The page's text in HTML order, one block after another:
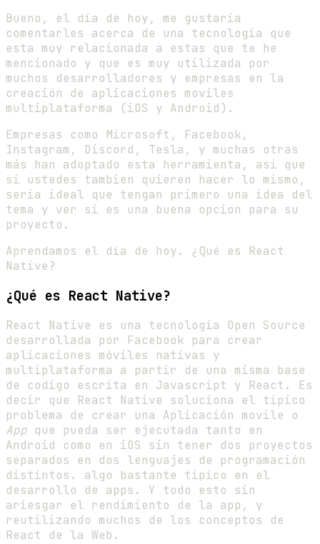
Bueno, el día de hoy, me gustaria
comentarles acerca de una tecnología que
esta muy relacionada a estas que te he
mencionado y que es muy utilizada por
muchos desarrolladores y empresas en la
creación de aplicaciones moviles
multiplataforma (iOS y Android).
Empresas como Microsoft, Facebook,
Instagram, Discord, Tesla, y muchas otras
más han adoptado esta herramienta, asi que
si ustedes tambien quieren hacer lo mismo,
seria ideal que tengan primero una idea del
tema y ver si es una buena opcion para su
proyecto.
Aprendamos el día de hoy. ¿Qué es React
Native?
¿Qué es React Native?
React Native es una tecnología Open Source
desarrollada por Facebook para crear
aplicaciones móviles nativas y
multiplataforma a partir de una misma base
de codigo escrita en Javascript y React. Es
decir que React Native soluciona el tipico
problema de crear una Aplicación movile o
App que pueda ser ejecutada tanto en
Android como en iOS sin tener dos proyectos
separados en dos lenguajes de programación
distintos. algo bastante tipico en el
desarrollo de apps. Y todo esto sin
ariesgar el rendimiento de la app, y
reutilizando muchos de los conceptos de
React de la Web.